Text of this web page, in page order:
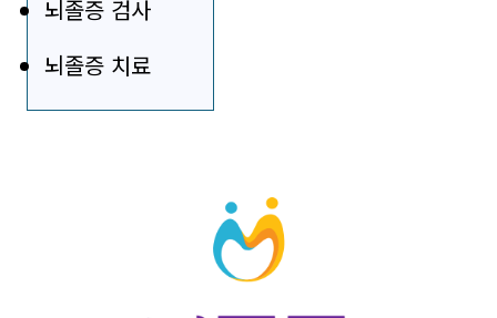
뇌졸증 검사
뇌졸증 치료